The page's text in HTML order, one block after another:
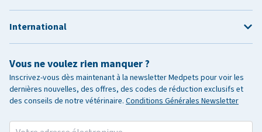
Vous ne voulez rien manquer ?
Inscrivez-vous dès maintenant à la newsletter Medpets pour voir les
dernières nouvelles, des offres, des codes de réduction exclusifs et
des conseils de notre vétérinaire. Conditions Générales Newsletter
International